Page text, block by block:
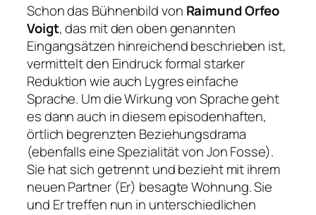
Schon das Bühnenbild von Raimund Orfeo
Voigt, das mit den oben genannten
Eingangsätzen hinreichend beschrieben ist,
vermittelt den Eindruck formal starker
Reduktion wie auch Lygres einfache
Sprache. Um die Wirkung von Sprache geht
es dann auch in diesem episodenhaften,
örtlich begrenzten Beziehungsdrama
(ebenfalls eine Spezialität von Jon Fosse).
Sie hat sich getrennt und bezieht mit ihrem
neuen Partner (Er) besagte Wohnung. Sie
und Er treffen nun in unterschiedlichen